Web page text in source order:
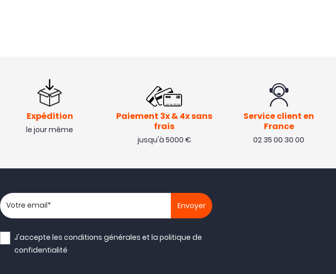
Expédition
le jour même
Paiement 3x & 4x sans
frais
jusqu'à 5000 €
Service client en
France
02 35 00 30 00
Votre adresse email
J'accepte lesconditions générales et lapolitique de
confidentialité